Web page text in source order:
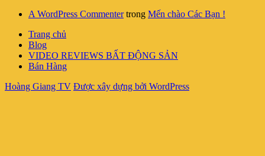
A WordPress Commentertrong Mến chào Các Bạn !
Trang chủ
Blog
VIDEO REVIEWS BẤT ĐỘNG SẢN
Bán Hàng
Hoàng Giang TV Được xây dựng bởi WordPress